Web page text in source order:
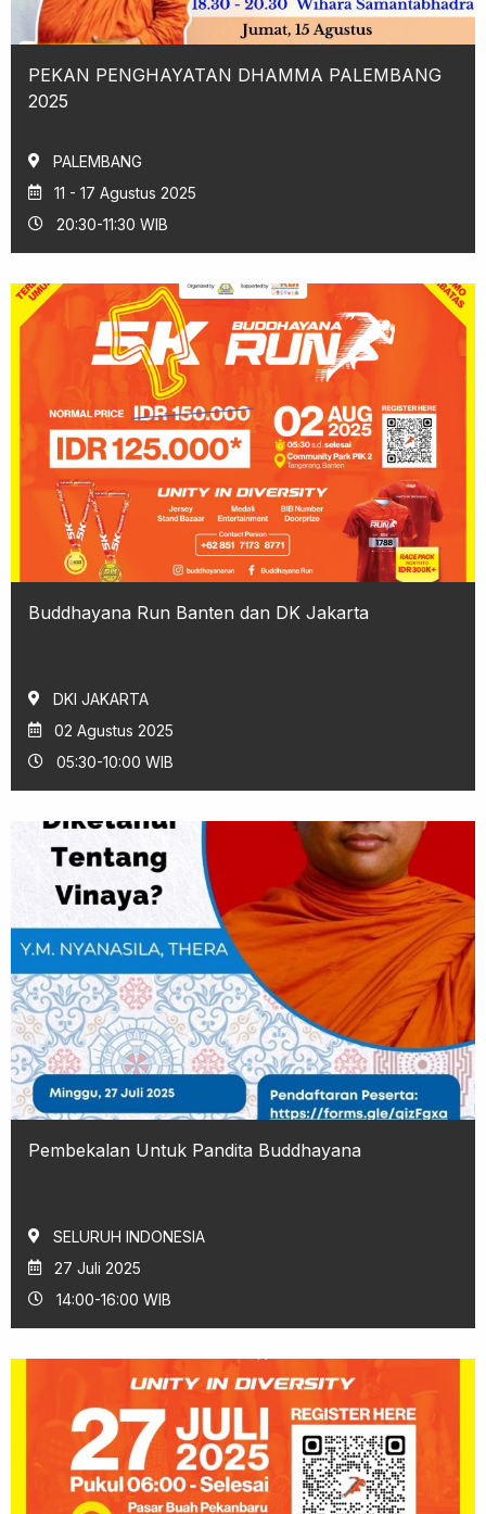
PEKAN PENGHAYATAN DHAMMA PALEMBANG
2025
PALEMBANG
11 - 17 Agustus 2025
20:30-11:30 WIB
Buddhayana Run Banten dan DK Jakarta
DKI JAKARTA
02 Agustus 2025
05:30-10:00 WIB
Pembekalan Untuk Pandita Buddhayana
SELURUH INDONESIA
27 Juli 2025
14:00-16:00 WIB